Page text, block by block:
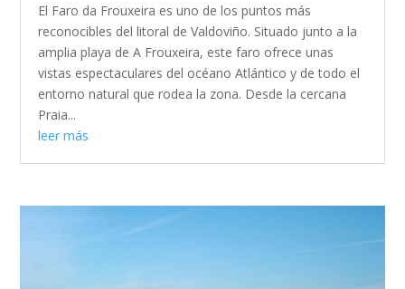
El Faro da Frouxeira es uno de los puntos más
reconocibles del litoral de Valdoviño. Situado junto a la
amplia playa de A Frouxeira, este faro ofrece unas
vistas espectaculares del océano Atlántico y de todo el
entorno natural que rodea la zona. Desde la cercana
Praia...
leer más